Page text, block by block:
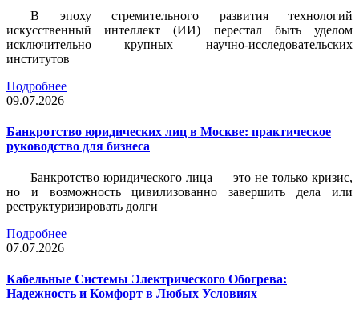
В эпоху стремительного развития технологий
искусственный интеллект (ИИ) перестал быть уделом
исключительно крупных научно-исследовательских
институтов
Подробнее
09.07.2026
Банкротство юридических лиц в Москве: практическое
руководство для бизнеса
Банкротство юридического лица — это не только кризис,
но и возможность цивилизованно завершить дела или
реструктуризировать долги
Подробнее
07.07.2026
Кабельные Системы Электрического Обогрева:
Надежность и Комфорт в Любых Условиях